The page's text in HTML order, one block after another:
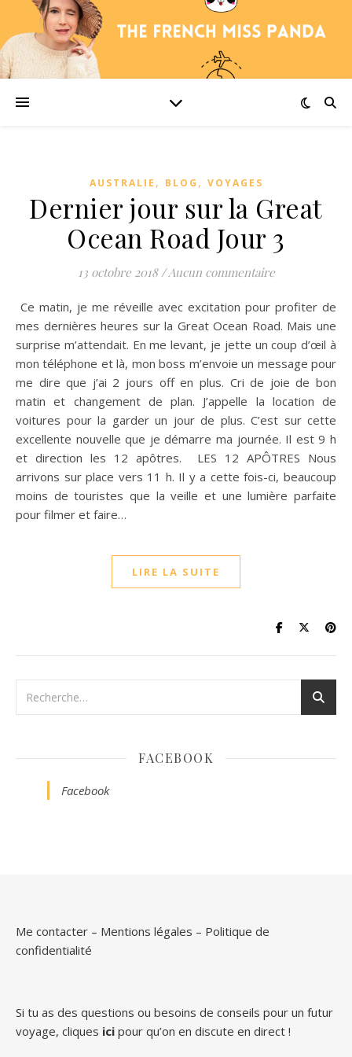
AUSTRALIE , BLOG , VOYAGES
Dernier jour sur la Great
Ocean Road Jour 3
13 octobre 2018 /Aucun commentaire
Ce matin, je me réveille avec excitation pour profiter de
mes dernières heures sur la Great Ocean Road. Mais une
surprise m’attendait. En me levant, je jette un coup d’œil à
mon téléphone et là, mon boss m’envoie un message pour
me dire que j’ai 2 jours off en plus. Cri de joie de bon
matin et changement de plan. J’appelle la location de
voitures pour la garder un jour de plus. C’est sur cette
excellente nouvelle que je démarre ma journée. Il est 9 h
et direction les 12 apôtres. LES 12 APÔTRES Nous
arrivons sur place vers 11 h. Il y a cette fois-ci, beaucoup
moins de touristes que la veille et une lumière parfaite
pour filmer et faire…
LIRE LA SUITE
FACEBOOK
Facebook
Me contacter – Mentions légales – Politique de
confidentialité
Si tu as des questions ou besoins de conseils pour un futur
voyage, cliques ici pour qu’on en discute en direct !